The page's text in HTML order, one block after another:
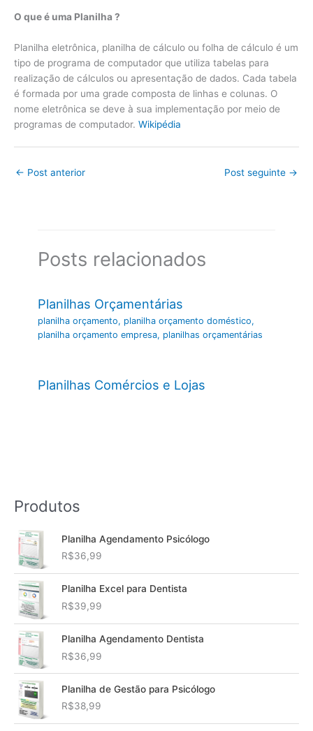
O que é uma Planilha ?
Planilha eletrônica, planilha de cálculo ou folha de cálculo é um
tipo de programa de computador que utiliza tabelas para
realização de cálculos ou apresentação de dados. Cada tabela
é formada por uma grade composta de linhas e colunas. O
nome eletrônica se deve à sua implementação por meio de
programas de computador. Wikipédia
← Post anterior Post seguinte →
Posts relacionados
Planilhas Orçamentárias
planilha orçamento, planilha orçamento doméstico,
planilha orçamento empresa, planilhas orçamentárias
Planilhas Comércios e Lojas
Produtos
Planilha Agendamento Psicólogo
R$36,99
Planilha Excel para Dentista
R$39,99
Planilha Agendamento Dentista
R$36,99
Planilha de Gestão para Psicólogo
R$38,99